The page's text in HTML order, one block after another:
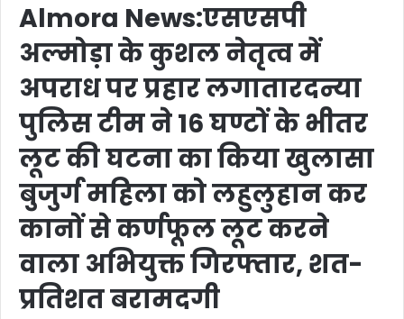
Almora News:एसएसपी
अल्मोड़ा के कुशल नेतृत्व में
अपराध पर प्रहार लगातारदन्या
पुलिस टीम ने 16 घण्टों के भीतर
लूट की घटना का किया खुलासा
बुजुर्ग महिला को लहुलुहान कर
कानों से कर्णफूल लूट करने
वाला अभियुक्त गिरफ्तार, शत-
प्रतिशत बरामदगी